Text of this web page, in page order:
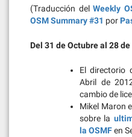
(Traducción delWeekly
OSM Summary #31 por
Del 31 de Octubre al 28
El directorio
Abril de
cambio de
Mikel Maron
sobre la
la OSMFen